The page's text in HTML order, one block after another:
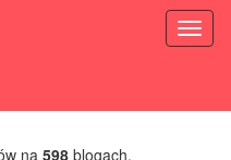
na598blogach.